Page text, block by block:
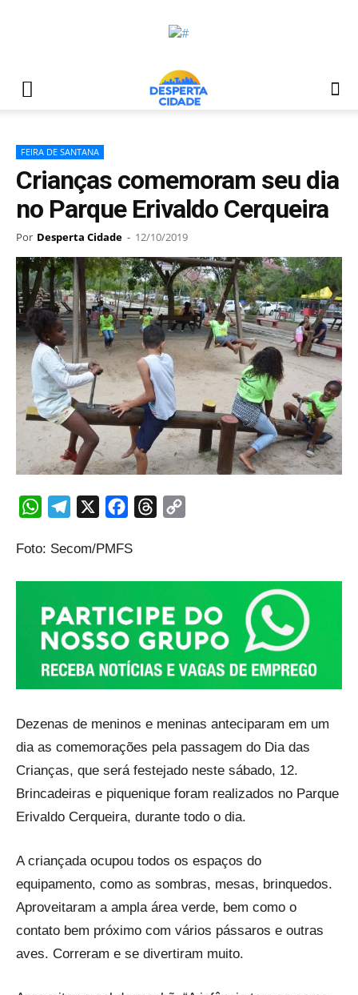
FEIRA DE SANTANA
Crianças comemoram seu dia
no Parque Erivaldo Cerqueira
Por Desperta Cidade - 12/10/2019
WhatsAppTelegram FacebookThreads
Foto: Secom/PMFS
Dezenas de meninos e meninas anteciparam em um
dia as comemorações pela passagem do Dia das
Crianças, que será festejado neste sábado, 12.
Brincadeiras e piquenique foram realizados no Parque
Erivaldo Cerqueira, durante todo o dia.
A criançada ocupou todos os espaços do
equipamento, como as sombras, mesas, brinquedos.
Aproveitaram a ampla área verde, bem como o
contato bem próximo com vários pássaros e outras
aves. Correram e se divertiram muito.